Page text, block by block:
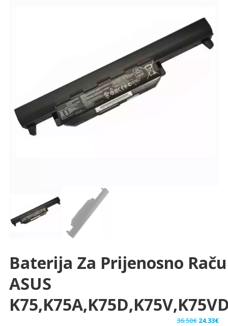
Baterija Za Prijenosno
ASUS
36.50€ Izvorna
24.33€